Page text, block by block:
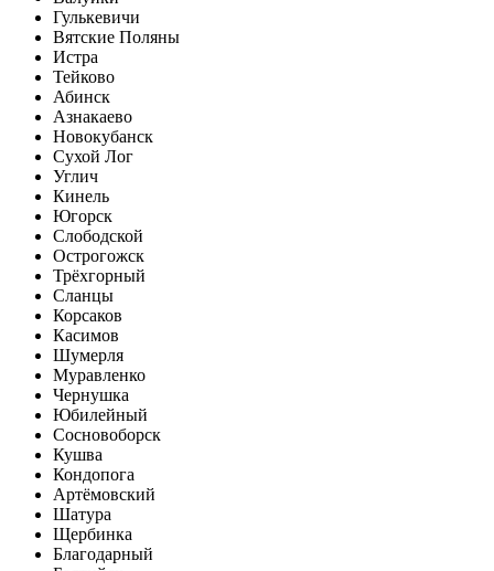
Гулькевичи
Вятские Поляны
Истра
Тейково
Абинск
Азнакаево
Новокубанск
Сухой Лог
Углич
Кинель
Югорск
Слободской
Острогожск
Трёхгорный
Сланцы
Корсаков
Касимов
Шумерля
Муравленко
Чернушка
Юбилейный
Сосновоборск
Кушва
Кондопога
Артёмовский
Шатура
Щербинка
Благодарный